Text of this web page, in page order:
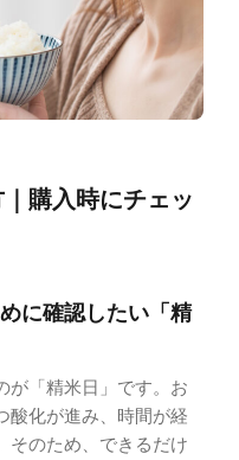
購入時にチェッ
に確認したい「精
が「精米日」です。お
酸化が進み、時間が経
そのため、できるだけ